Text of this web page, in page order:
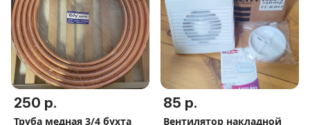
250 р.
Труба медная 3/4 бухта
85 р.
Вентилятор накладной